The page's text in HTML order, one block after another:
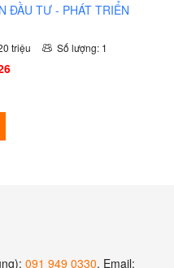
ĐẦU TƯ - PHÁT TRIỂN
triệu Số lượng: 1
091 949 0330, Email: